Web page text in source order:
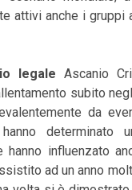
attivi anche i gruppi
legale Ascanio
subito
da
determinato
hanno influenzato
ad un anno